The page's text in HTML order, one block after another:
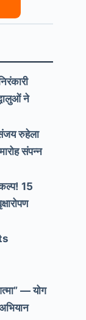
ने
रुहेला
संपन्न
15
— योग